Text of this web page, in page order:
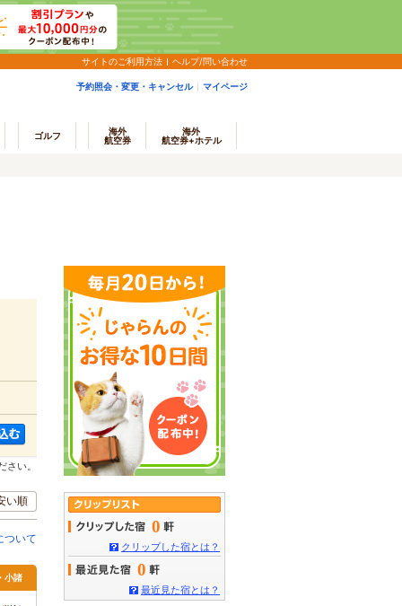
サイトのご利用方法 ヘルプ/問い合わせ
予約照会・変更・キャンセル マイページ
ゴルフ
海外
航空券
海外
航空券+ホテル
い。
い順
ついて
小諸
0
クリップした宿とは？
0
最近見た宿とは？